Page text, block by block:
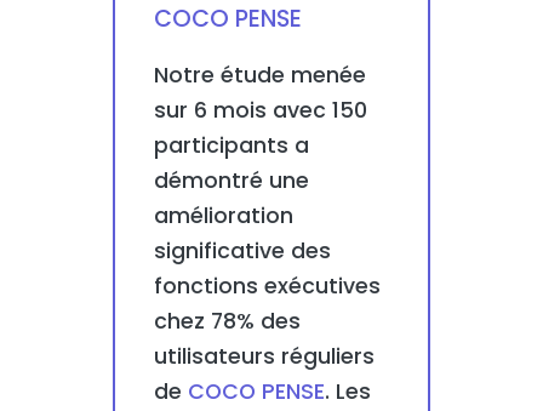
COCO PENSE
Notre étude menée
sur 6 mois avec 150
participants a
démontré une
amélioration
significative des
fonctions exécutives
chez 78% des
utilisateurs réguliers
de COCO PENSE. Les